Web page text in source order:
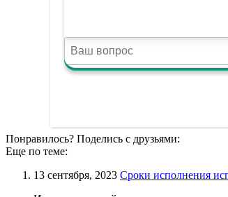
Понравилось? Поделись с друзьями:
Еще по теме:
13 сентября, 2023 Сроки исполнения